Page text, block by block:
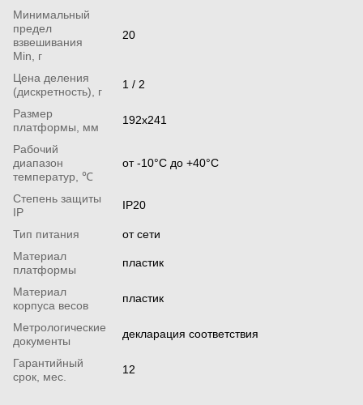
Минимальный
предел
взвешивания
Min, г
20
Цена деления
(дискретность), г
1 / 2
Размер
платформы, мм
192х241
Рабочий
диапазон
температур, ℃
от -10°С до +40°С
Степень защиты
IP
IP20
Тип питания
от сети
Материал
платформы
пластик
Материал
корпуса весов
пластик
Метрологические
документы
декларация соответствия
Гарантийный
срок, мес.
12